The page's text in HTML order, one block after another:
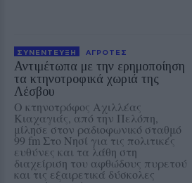
ΣΥΝΕΝΤΕΥΞΗ ΑΓΡΟΤΕΣ
Αντιμέτωπα με την ερημοποίηση
τα κτηνοτροφικά χωριά της
Λέσβου
Ο κτηνοτρόφος Αχιλλέας
Κιαχαγιάς, από την Πελόπη,
μίλησε στον ραδιοφωνικό σταθμό
99 fm Στο Νησί για τις πολιτικές
ευθύνες και τα λάθη στη
διαχείριση του αφθώδους πυρετού
και τις εξαιρετικά δύσκολες